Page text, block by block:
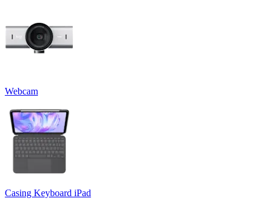
Webcam
Casing Keyboard iPad